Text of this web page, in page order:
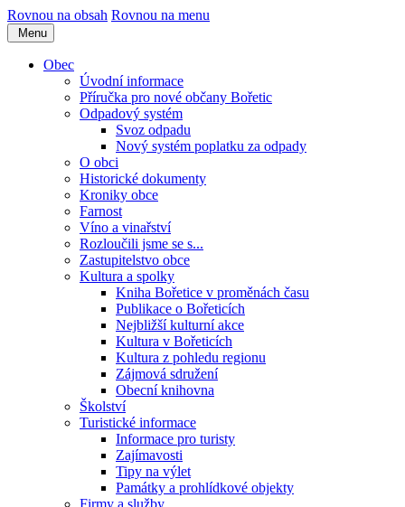
Rovnou na obsah Rovnou na menu
Menu
Obec
Úvodní informace
Příručka pro nové občany Bořetic
Odpadový systém
Svoz odpadu
Nový systém poplatku za odpady
O obci
Historické dokumenty
Kroniky obce
Farnost
Víno a vinařství
Rozloučili jsme se s...
Zastupitelstvo obce
Kultura a spolky
Kniha Bořetice v proměnách času
Publikace o Bořeticích
Nejbližší kulturní akce
Kultura v Bořeticích
Kultura z pohledu regionu
Zájmová sdružení
Obecní knihovna
Školství
Turistické informace
Informace pro turisty
Zajímavosti
Tipy na výlet
Památky a prohlídkové objekty
Firmy a služby